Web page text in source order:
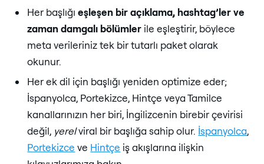
Her başlığıeşleşen bir açıklama, hashtag’ler ve
zaman damgalı bölümler ile eşleştirir, böylece
meta verileriniz tek bir tutarlı paket olarak
okunur.
Her ek dil için başlığı yeniden optimize eder;
İspanyolca, Portekizce, Hintçe veya Tamilce
kanallarınızın her biri, İngilizcenin birebir çevirisi
değil, yerelviral bir başlığa sahip olur. İspanyolca,
Portekizce ve Hintçe iş akışlarına ilişkin